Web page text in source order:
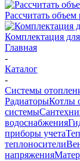
Рассчитать
Комплектация
Главная
-
Каталог
-
Системы
РадиаторыКотлы
системы
водоснабжения
приборы учета
теплоносители
напряжения